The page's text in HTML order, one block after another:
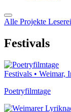
Alle Projekte
Festivals
Festivals • Weimar,
Poetryfilmtage